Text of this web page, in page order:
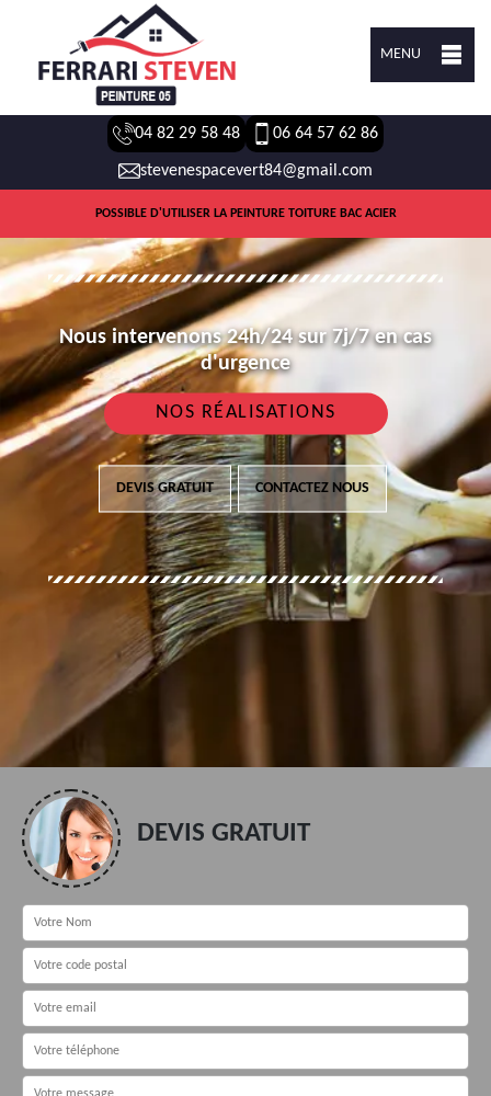
MENU
04 82 29 58 48 06 64 57 62 86
stevenespacevert84@gmail.com
POSSIBLE D'UTILISER LA PEINTURE TOITURE BAC ACIER
Nous intervenons 24h/24 sur 7j/7 en cas
d'urgence
NOS RÉALISATIONS
DEVIS GRATUIT CONTACTEZ NOUS
DEVIS GRATUIT